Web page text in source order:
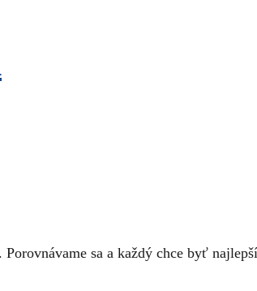
Porovnávame sa a každý chce byť